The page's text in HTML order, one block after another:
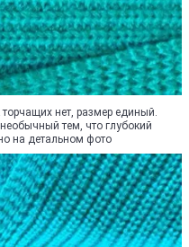
нет, размер единый.
тем, что глубокий
на детальном фото